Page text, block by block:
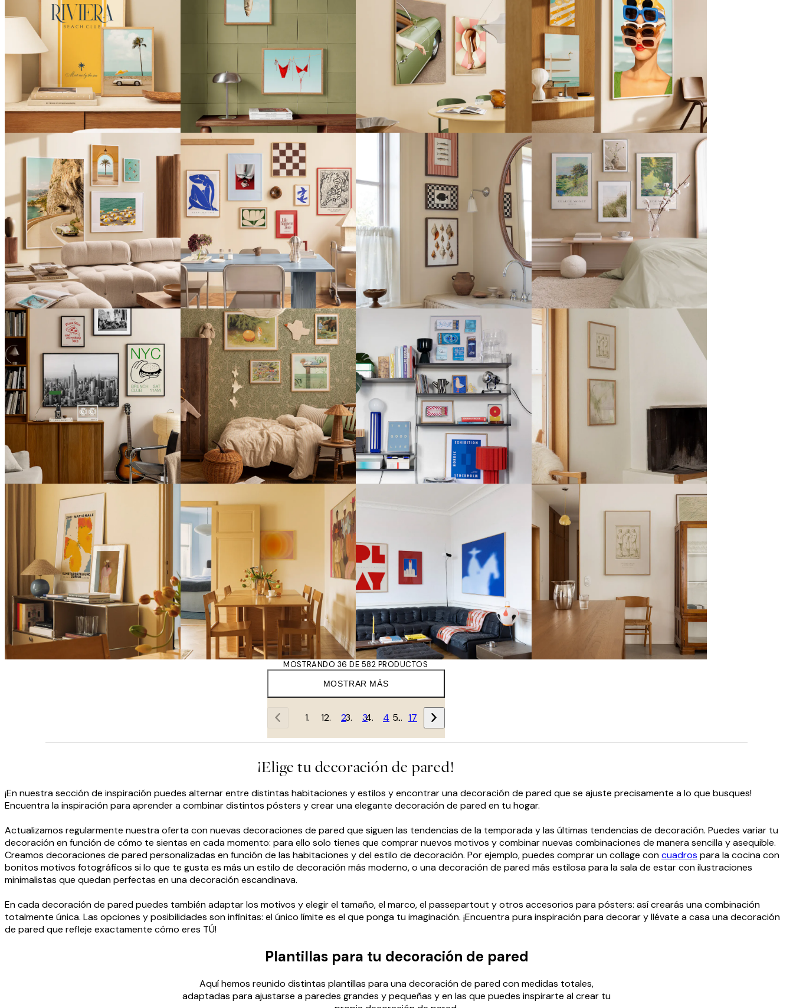
MOSTRAR MÁS
MOSTRANDO 36 DE 582 PRODUCTOS
1 2 3 4 … 17
¡Elige tu decoración de pared!
¡En nuestra sección de inspiración puedes alternar entre distintas habitaciones y estilos y encontrar una decoración de pared que se ajuste precisamente a lo que busques!
Encuentra la inspiración para aprender a combinar distintos pósters y crear una elegante decoración de pared en tu hogar.
Actualizamos regularmente nuestra oferta con nuevas decoraciones de pared que siguen las tendencias de la temporada y las últimas tendencias de decoración. Puedes variar tu
decoración en función de cómo te sientas en cada momento: para ello solo tienes que comprar nuevos motivos y combinar nuevas combinaciones de manera sencilla y asequible.
Creamos decoraciones de pared personalizadas en función de las habitaciones y del estilo de decoración. Por ejemplo, puedes comprar un collage concuadros para la cocina con
bonitos motivos fotográficos si lo que te gusta es más un estilo de decoración más moderno, o una decoración de pared más estilosa para la sala de estar con ilustraciones
minimalistas que quedan perfectas en una decoración escandinava.
En cada decoración de pared puedes también adaptar los motivos y elegir el tamaño, el marco, el passepartout y otros accesorios para pósters: así crearás una combinación
totalmente única. Las opciones y posibilidades son infinitas: el único límite es el que ponga tu imaginación. ¡Encuentra pura inspiración para decorar y llévate a casa una decoración
de pared que refleje exactamente cómo eres TÚ!
Plantillas para tu decoración de pared
Aquí hemos reunido distintas plantillas para una decoración de pared con medidas totales,
adaptadas para ajustarse a paredes grandes y pequeñas y en las que puedes inspirarte al crear tu